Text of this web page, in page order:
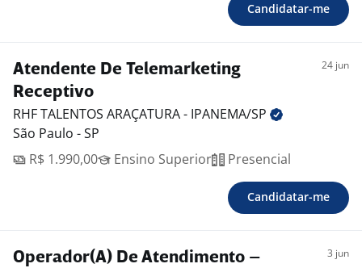
Candidatar-me
Atendente De Telemarketing
Receptivo
24 jun
RHF TALENTOS ARAÇATURA - IPANEMA/SP
São Paulo - SP
R$ 1.990,00
Ensino Superior Presencial
Candidatar-me
Operador(A) De Atendimento –
3 jun